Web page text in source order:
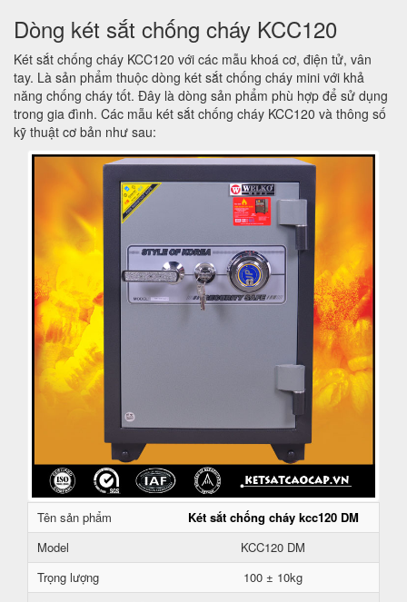
Dòng két sắt chống cháy KCC120
Két sắt chống cháy KCC120 với các mẫu khoá cơ, điện tử, vân
tay. Là sản phẩm thuộc dòng két sắt chống cháy mini với khả
năng chống cháy tốt. Đây là dòng sản phẩm phù hợp để sử dụng
trong gia đình. Các mẫu két sắt chống cháy KCC120 và thông số
kỹ thuật cơ bản như sau:
Tên sản phẩm
Két sắt chống cháy kcc120 DM
Model
KCC120 DM
Trọng lượng
100 ± 10kg